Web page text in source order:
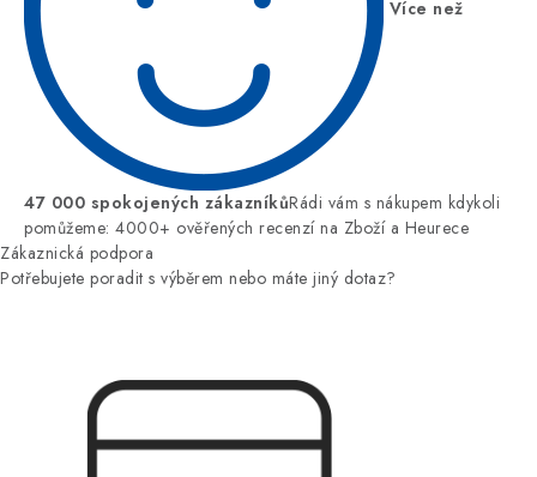
Více než
47 000 spokojených zákazníkůRádi vám s nákupem kdykoli
pomůžeme: 4000+ ověřených recenzí na Zboží a Heurece
Zákaznická podpora
Potřebujete poradit s výběrem nebo máte jiný dotaz?